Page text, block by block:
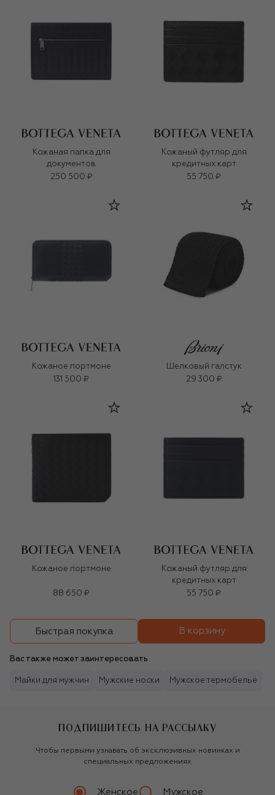
Кожаная папка для
документов
250 500 ₽
Кожаный футляр для
кредитных карт
55 750 ₽
Кожаное портмоне
131 500 ₽
Шелковый галстук
29 300 ₽
Кожаное портмоне
88 650 ₽
Кожаный футляр для
кредитных карт
55 750 ₽
Быстрая покупка В корзину
Вас также может заинтересовать
Майки для мужчин Мужские носки Мужское термобельё
ПОДПИШИТЕСЬ НА РАССЫЛКУ
Чтобы первыми узнавать об эксклюзивных новинках и
специальных предложениях
Женское Мужское